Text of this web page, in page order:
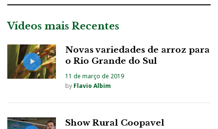
Vídeos mais Recentes
Novas variedades de arroz para
o Rio Grande do Sul
11 de março de 2019
by Flavio Albim
Show Rural Coopavel